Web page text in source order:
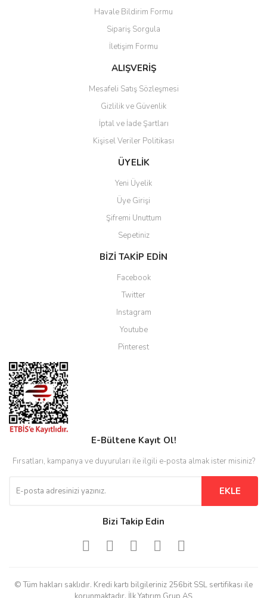
Havale Bildirim Formu
Sipariş Sorgula
İletişim Formu
ALIŞVERİŞ
Mesafeli Satış Sözleşmesi
Gizlilik ve Güvenlik
İptal ve İade Şartları
Kişisel Veriler Politikası
ÜYELİK
Yeni Üyelik
Üye Girişi
Şifremi Unuttum
Sepetiniz
BİZİ TAKİP EDİN
Facebook
Twitter
Instagram
Youtube
Pinterest
E-Bültene Kayıt Ol!
Fırsatları, kampanya ve duyuruları ile ilgili e-posta almak ister misiniz?
EKLE
Bizi Takip Edin
© Tüm hakları saklıdır. Kredi kartı bilgileriniz 256bit SSL sertifikası ile